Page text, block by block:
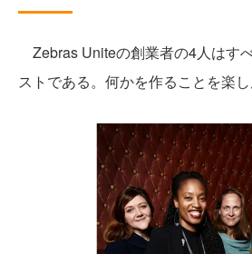
Zebras Uniteの創業者の4人はす
ストである。何かを作ることを楽し